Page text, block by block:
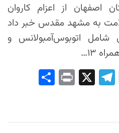
اصفهان از اعزام کاروان
به مشهد مقدس خبر داد
شامل اتوبوس‌آمبولانس و
۱۳…
Yah
l
Tel
Pri